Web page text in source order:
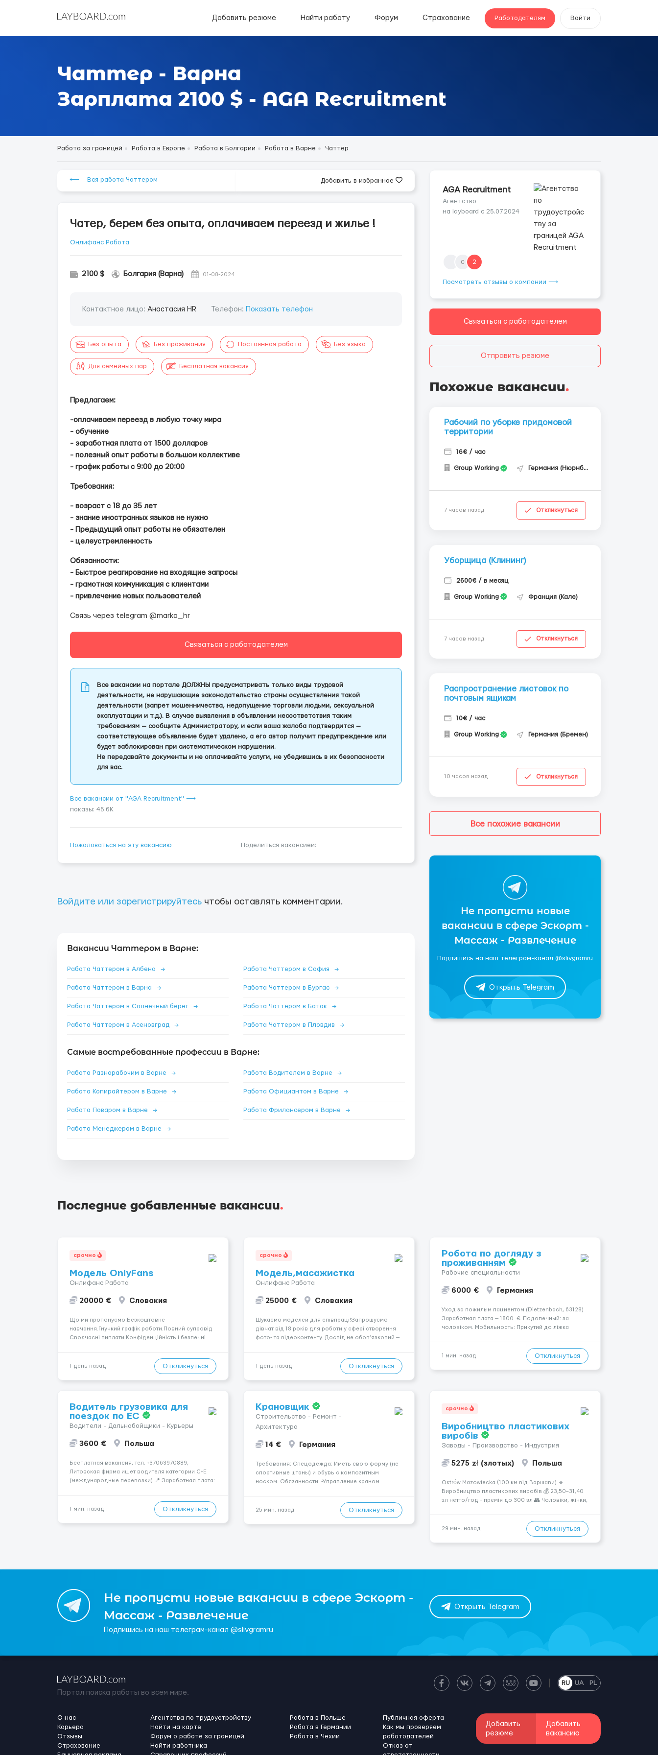
Добавить резюме Найти работу Форум Страхование Работодателям Войти
Чаттер - Варна
Зарплата 2100 $ - AGA Recruitment
Работа за границей Работа в Европе Работа в Болгарии Работа в Варне Чаттер
⟵ Вся работа Чаттером Добавить в избранное
Чатер, берем без опыта, оплачиваем переезд и жилье !
Онлифанс Работа
2100 $ Болгария (Варна) 01-08-2024
Контактное лицо: Анастасия HR Телефон: Показать телефон
Без опыта Без проживания Постоянная работа Без языка
Для семейных пар Бесплатная вакансия
Предлагаем:
-оплачиваем переезд в любую точку мира
- обучение
- заработная плата от 1500 долларов
- полезный опыт работы в большом коллективе
- график работы с 9:00 до 20:00
Требования:
- возраст с 18 до 35 лет
- знание иностранных языков не нужно
- Предыдущий опыт работы не обязателен
- целеустремленность
Обязанности:
- Быстрое реагирование на входящие запросы
- грамотная коммуникация с клиентами
- привлечение новых пользователей
Связь через telegram @marko_hr
Связаться с работодателем
Все вакансии на портале ДОЛЖНЫ предусматривать только виды трудовой
деятельности, не нарушающие законодательство страны осуществления такой
деятельности (запрет мошенничества, недопущение торговли людьми, сексуальной
эксплуатации и т.д.). В случае выявления в объявлении несоответствия таким
требованиям — сообщите Администратору, и если ваша жалоба подтвердится —
соответствующее объявление будет удалено, а его автор получит предупреждение или
будет заблокирован при систематическом нарушении.
Не передавайте документы и не оплачивайте услуги, не убедившись в их безопасности
для вас.
Все вакансии от "AGA Recruitment" ⟶
показы: 45.6K
Пожаловаться на эту вакансию Поделиться вакансией:
Войдите или зарегистрируйтесь чтобы оставлять комментарии.
Вакансии Чаттером в Варне:
Работа Чаттером в Албена → Работа Чаттером в София →
Работа Чаттером в Варна → Работа Чаттером в Бургас →
Работа Чаттером в Солнечный берег → Работа Чаттером в Батак →
Работа Чаттером в Асеновград → Работа Чаттером в Пловдив →
Самые востребованные профессии в Варне:
Работа Разнорабочим в Варне → Работа Водителем в Варне →
Работа Копирайтером в Варне → Работа Официантом в Варне →
Работа Поваром в Варне → Работа Фрилансером в Варне →
Работа Менеджером в Варне →
AGA Recruitment
Агентство
на layboard с 25.07.2024
с 2
Посмотреть отзывы о компании ⟶
Связаться с работодателем
Отправить резюме
Похожие вакансии.
Рабочий по уборке придомовой
территории
16€ / час
Group Working Германия (Нюрнберг)
7 часов назад Откликнуться
Уборщица (Клининг)
2600€ / в месяц
Group Working Франция (Кале)
7 часов назад Откликнуться
Распространение листовок по
почтовым ящикам
10€ / час
Group Working Германия (Бремен)
10 часов назад Откликнуться
Все похожие вакансии
Не пропусти новые
вакансии в сфере Эскорт -
Массаж - Развлечение
Подпишись на наш телеграм-канал @slivgramru
Открыть Telegram
Последние добавленные вакансии.
срочно
Модель OnlyFans
Онлифанс Работа
20000 € Словакия
Що ми пропонуємо:Безкоштовне
навчання.Гнучкий графік роботи.Повний супровід
Своєчасні виплати.Конфіденційність і безпечні
розвиватися.Досвід не обов’язковий.Якщо вас
зацікавила вакансія — залишайте відгук, і ми
зв’яжемося ...
1 день назад Откликнуться
срочно
Модель,масажистка
Онлифанс Работа
25000 € Словакия
Шукаємо моделей для співпраці!Запрошуємо
дівчат від 18 років для роботи у сфері створення
фото- та відеоконтенту. Досвід не обов’язковий —
конфіденційність і професійну підтримку.
Працюємо офіційно, поважаємо особ...
1 день назад Откликнуться
Робота по догляду з
проживанням
Рабочие специальности
6000 € Германия
Уход за пожилым пациентом (Dietzenbach, 63128)
Заработная плата — 1800 €. Подопечный: за
чоловіком. Мобильность: Прикутий до ліжка
режим: Іноді прокидається, не щодня. ...
1 мин. назад Откликнуться
Водитель грузовика для
поездок по ЕС
Водители - Дальнобойщики - Курьеры
3600 € Польша
Бесплатная вакансия, тел. +37063970889,
Литовская фирма ищет водителя категории C+E
(международные перевозки) 📍 Заработная плата:
рефрижераторах. В среднем 400–500 км в день.
1 мин. назад Откликнуться
Крановщик
Строительство - Ремонт -
Архитектура
14 € Германия
Требования: Спецодежда: Иметь свою форму (не
спортивные штаны) и обувь с композитным
носком. Обязанности: -Управление краном
инструкций по безопасности. -Опыт управления
различными типами кранов (моб...
25 мин. назад Откликнуться
срочно
Виробництво пластикових
виробів
Заводы - Производство - Индустрия
5275 zł (злотых) Польша
Ostrów Mazowiecka (100 км від Варшави) 🔹
Виробництво пластикових виробів 💰 23,50–31,40
зл нетто/год + премія до 300 зл 👥 Чоловіки, жінки,
— 400 зл. 📦 Обов...
29 мин. назад Откликнуться
Не пропусти новые вакансии в сфере Эскорт -
Массаж - Развлечение
Подпишись на наш телеграм-канал @slivgramru
Открыть Telegram
Портал поиска работы во всем мире.
RU UA PL
О нас
Карьера
Отзывы
Страхование
Агентства по трудоустройству
Найти на карте
Форум о работе за границей
Найти работника
Работа в Польше
Работа в Германии
Работа в Чехии
Публичная оферта
Как мы проверяем
работодателей
Отказ от
Добавить
резюме
Добавить
вакансию